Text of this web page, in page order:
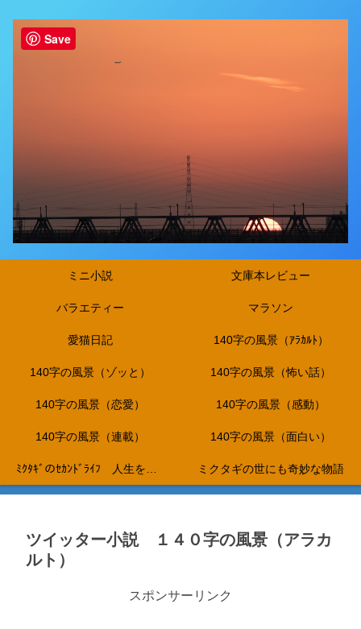
ミニ小説 文庫本レビュー
バラエティー マラソン
愛猫日記 140字の風景（ｱﾗｶﾙﾄ）
140字の風景（ゾッと） 140字の風景（怖い話）
140字の風景（恋愛） 140字の風景（感動）
140字の風景（連載） 140字の風景（面白い）
ミクタギの世にも奇妙な物語
ツイッター小説 １４０字の風景（アラカ
ルト）
スポンサーリンク
Save